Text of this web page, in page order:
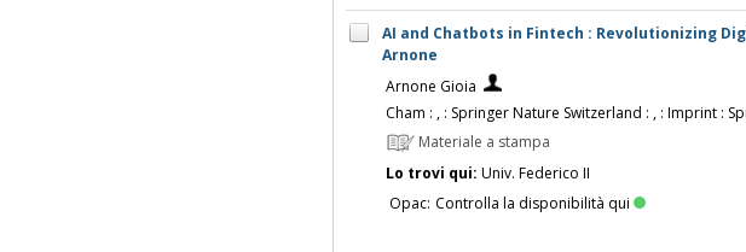
AI and Chatbots in Fintech : Revolutionizing
Arnone
Arnone Gioia
Cham : , : Springer Nature Switzerland : , : Imprint :
Materiale a stampa
Lo trovi qui: Univ. Federico II
Opac: Controlla la disponibilità qui